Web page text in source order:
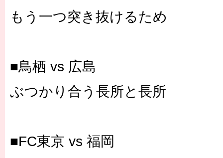
もう一つ突き抜けるため
■鳥栖 vs 広島
ぶつかり合う長所と長所
■FC東京 vs 福岡